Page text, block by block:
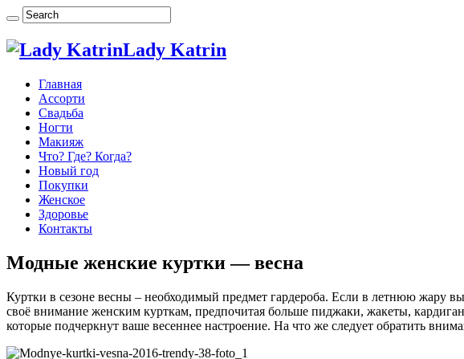
Lady Katrin
Главная
Ассорти
Свадьба
Ногти
Макияж
Что? Где? Когда?
Новый год
Покупки
Женское
Здоровье
Контакты
Модные женские куртки — весна
Куртки в сезоне весны – необходимый предмет гардероба. Если в летнюю жару
своё внимание женским курткам, предпочитая больше пиджаки, жакеты,
которые подчеркнут ваше весеннее настроение. На что же следует обратить